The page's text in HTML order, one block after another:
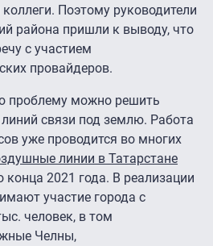
Поэтому руководители
района пришли к выводу, что
с участием
провайдеров.
проблему можно решить
связи под землю. Работа
уже проводится во многих
линии в Татарстане
конца 2021 года. В реализации
участие города с
человек, в том
Челны,